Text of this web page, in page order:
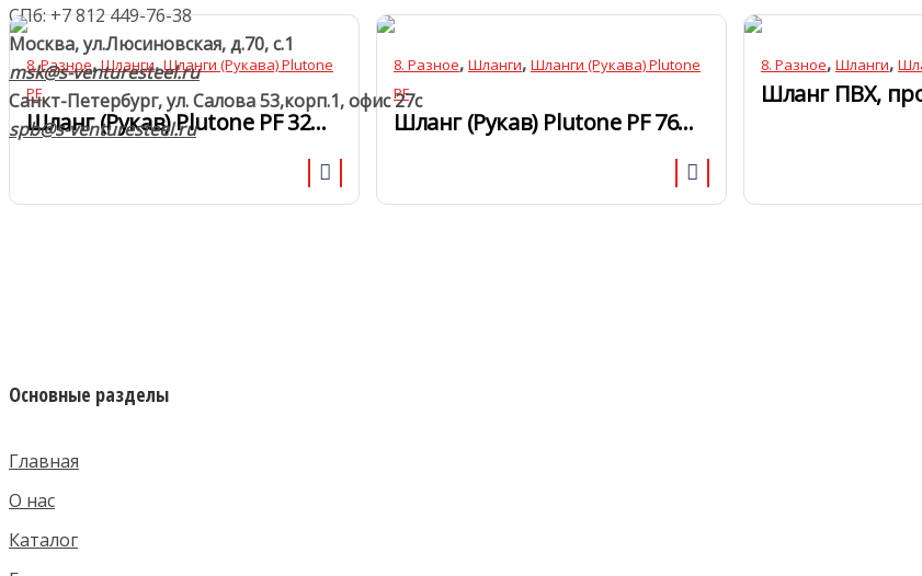
СПб: +7 812 449-76-38
Москва, ул.Люсиновская, д.70, с.1
msk@s-venturesteel.ru
Санкт-Петербург, ул. Салова 53,корп.1, офис 27с
spb@s-venturesteel.ru
8. Разное,Шланги,Шланги (Рукава) Plutone
PF
Шланг (Рукав) Plutone PF 32мм
8. Разное, Шланги, Шланги (Рукава) Plutone
PF
Шланг (Рукав) Plutone PF 76мм
8. Разное, Шланги,
Основные разделы
Главная
О нас
Каталог